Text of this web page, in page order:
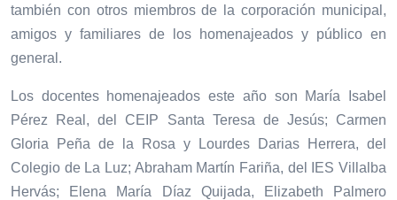
también con otros miembros de la corporación municipal,
amigos y familiares de los homenajeados y público en
general.
Los docentes homenajeados este año son María Isabel
Pérez Real, del CEIP Santa Teresa de Jesús; Carmen
Gloria Peña de la Rosa y Lourdes Darias Herrera, del
Colegio de La Luz; Abraham Martín Fariña, del IES Villalba
Hervás; Elena María Díaz Quijada, Elizabeth Palmero